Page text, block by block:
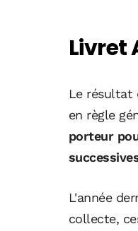
Livret
Le résultat
en règle
porteur
L'année
collecte,